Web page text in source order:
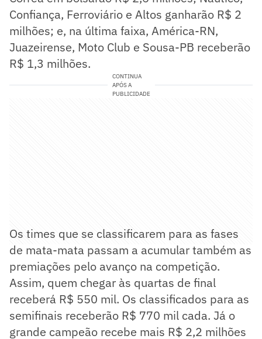
Confiança, Ferroviário e Altos ganharão R$ 2
milhões; e, na última faixa, América-RN,
Juazeirense, Moto Club e Sousa-PB receberão
R$ 1,3 milhões.
CONTINUA
APÓS A
PUBLICIDADE
Os times que se classificarem para as fases
de mata-mata passam a acumular também as
premiações pelo avanço na competição.
Assim, quem chegar às quartas de final
receberá R$ 550 mil. Os classificados para as
semifinais receberão R$ 770 mil cada. Já o
grande campeão recebe mais R$ 2,2 milhões